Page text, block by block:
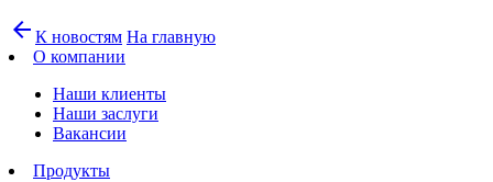
arrow_back К новостям На главную
О компании
Наши клиенты
Наши заслуги
Вакансии
Продукты